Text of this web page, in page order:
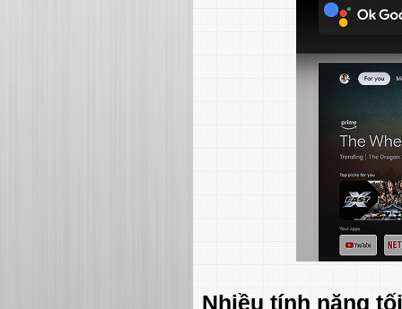
Nhiều tính năng